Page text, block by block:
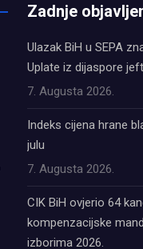
Zadnje
Ulazak BiH u SEPA
Uplate iz dijaspore
7. Augusta 2026.
Indeks cijena hrane
julu
7. Augusta 2026.
CIK BiH ovjerio 64
kompenzacijske
izborima 2026.